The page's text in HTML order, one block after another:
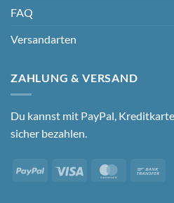
FAQ
Versandarten
ZAHLUNG & VERSAND
Du kannst mit PayPal,
sicher bezahlen.
PayPal Visa